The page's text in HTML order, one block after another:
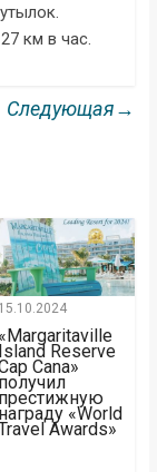
км в час.
Следующая→
15.10.2024
«Margaritaville
Island Reserve
Cana»
получил
престижную
награду «World
Awards»